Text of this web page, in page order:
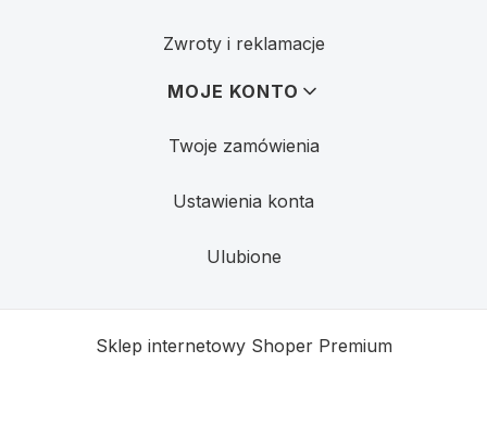
Zwroty i reklamacje
MOJE KONTO
Twoje zamówienia
Ustawienia konta
Ulubione
Sklep internetowy Shoper Premium